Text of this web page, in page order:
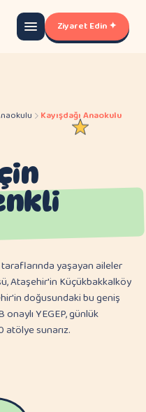
Ziyaret Edin ✦
Kayışdağı Anaokulu
taraflarında yaşayan aileler
Ataşehir'in Küçükbakkalköy
doğusundaki bu geniş
YEGEP, günlük
atölye sunarız.